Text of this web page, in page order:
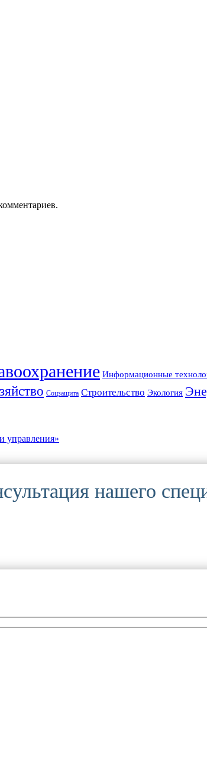
Информационные
Соцзащита Строительство Экология
нашего